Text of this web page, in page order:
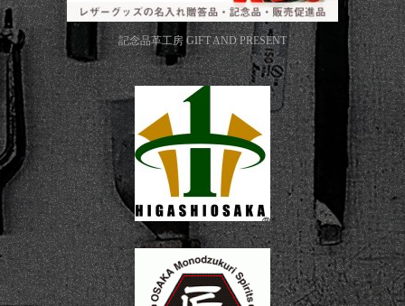
記念品革工房 GIFT AND PRESENT